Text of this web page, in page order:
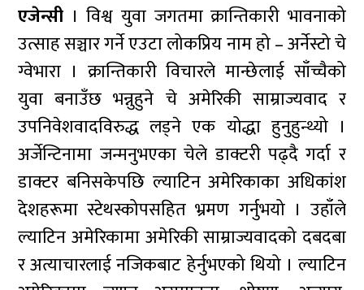
एजेन्सी । विश्व युवा जगतमा क्रान्तिकारी भावनाको
उत्साह सञ्चार गर्ने एउटा लोकप्रिय नाम हो – अर्नेस्टो चे
ग्वेभारा । क्रान्तिकारी विचारले मान्छेलाई साँच्चैको
युवा बनाउँछ भन्नुहुने चे अमेरिकी साम्राज्यवाद र
उपनिवेशवादविरुद्ध लड्ने एक योद्धा हुनुहुन्थ्यो ।
अर्जेन्टिनामा जन्मनुभएका चेले डाक्टरी पढ्दै गर्दा र
डाक्टर बनिसकेपछि ल्याटिन अमेरिकाका अधिकांश
देशहरूमा स्टेथस्कोपसहित भ्रमण गर्नुभयो । उहाँले
ल्याटिन अमेरिकामा अमेरिकी साम्राज्यवादको दबदबा
र अत्याचारलाई नजिकबाट हेर्नुभएको थियो । ल्याटिन